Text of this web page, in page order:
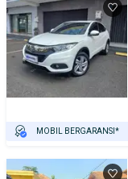
MOBIL BERGARANSI*